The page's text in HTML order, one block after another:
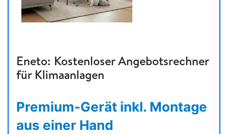
Eneto: Kostenloser Angebotsrechner
für Klimaanlagen
Premium-Gerät inkl. Montage
aus einer Hand